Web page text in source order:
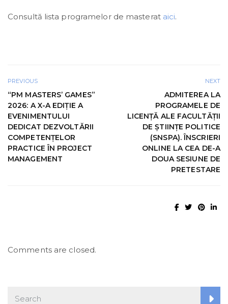
Consultă lista programelor de masterat aici.
PREVIOUS
“PM MASTERS’ GAMES”
2026: A X-A EDIȚIE A
EVENIMENTULUI
DEDICAT DEZVOLTĂRII
COMPETENȚELOR
PRACTICE ÎN PROJECT
MANAGEMENT
NEXT
ADMITEREA LA
PROGRAMELE DE
LICENȚĂ ALE FACULTĂȚII
DE ȘTIINȚE POLITICE
(SNSPA). ÎNSCRIERI
ONLINE LA CEA DE-A
DOUA SESIUNE DE
PRETESTARE
Comments are closed.